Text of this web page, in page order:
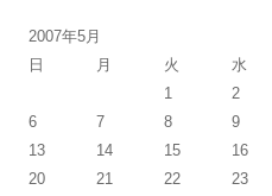
2007年5月
日
月 火 水
1
2
6
7 8 9
13
14 15 16
20
21 22 23